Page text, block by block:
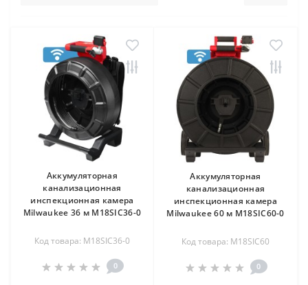
Аккумуляторная
канализационная
инспекционная камера
Milwaukee 36 м M18SIC36-0
Код товара: M18SIC36-0
0
Аккумуляторная
канализационная
инспекционная камера
Milwaukee 60 м M18SIC60-0
Код товара: M18SIC60
0